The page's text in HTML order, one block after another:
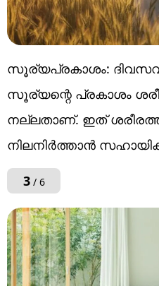
സൂര്യപ്രകാശം:
സൂര്യന്റെ പ്രകാശം
നല്ലതാണ്. ഇത്
നിലനിർത്താൻ
3/ 6